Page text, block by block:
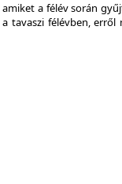
a félév során
tavaszi félévben,